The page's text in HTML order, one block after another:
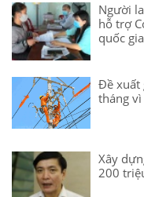
Người
hỗ trợ
quốc gia
Đề xuất
tháng
Xây
200